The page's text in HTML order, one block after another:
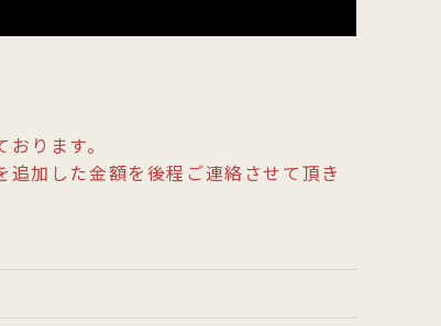
ります。
加した金額を後程ご連絡させて頂き